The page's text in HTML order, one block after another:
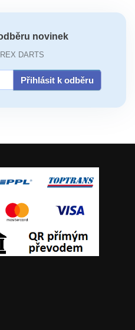
novinek
DARTS
Přihlásit k odběru